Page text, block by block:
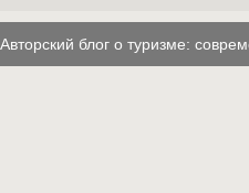
Авторский блог о туризме: